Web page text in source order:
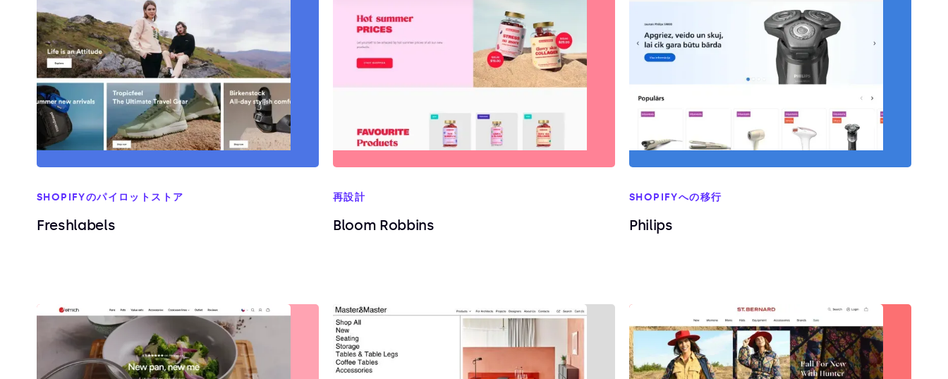
SHOPIFYのパイロットストア
Freshlabels
再設計
Bloom Robbins
SHOPIFYへの移行
Philips